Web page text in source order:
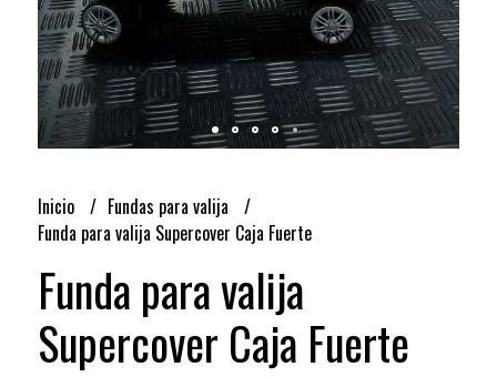
Inicio
Fundas para valija
Funda para valija Supercover Caja Fuerte
Funda para valija
Supercover Caja Fuerte